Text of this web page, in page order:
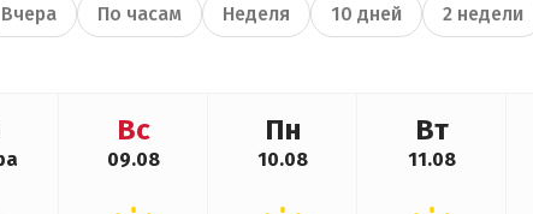
Вчера По часам Неделя 10 дней 2 недели
Вс
09.08
Пн
10.08
Вт
11.08